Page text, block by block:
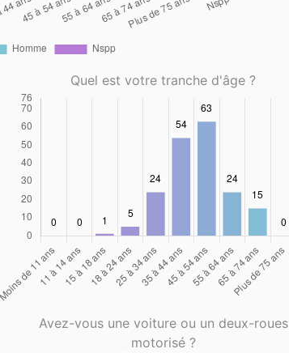
Quel est votre tranche d'âge ?
Avez-vous une voiture ou un deux-roues
motorisé ?